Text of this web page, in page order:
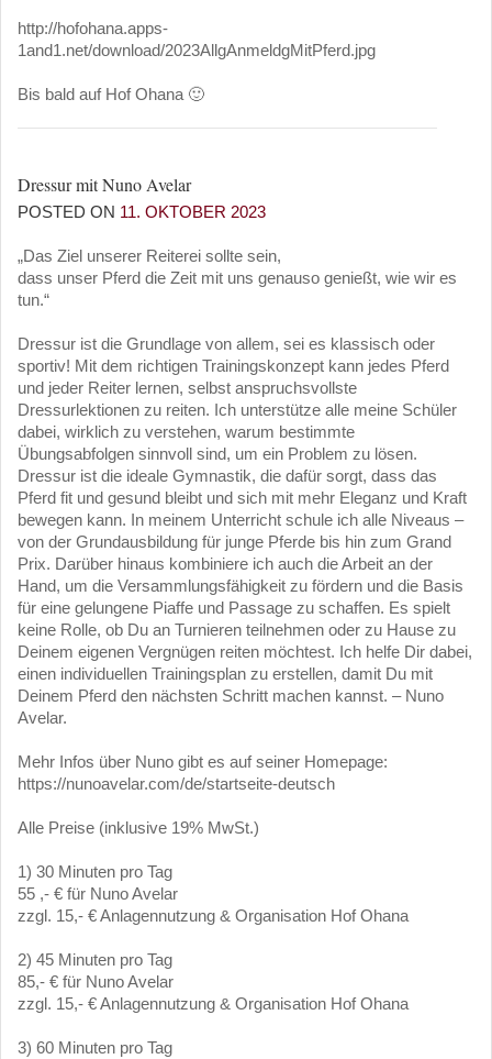
http://hofohana.apps-
1and1.net/download/2023AllgAnmeldgMitPferd.jpg
Bis bald auf Hof Ohana 🙂
Dressur mit Nuno Avelar
POSTED ON 11. OKTOBER 2023
„Das Ziel unserer Reiterei sollte sein,
dass unser Pferd die Zeit mit uns genauso genießt, wie wir es
tun.“
Dressur ist die Grundlage von allem, sei es klassisch oder
sportiv! Mit dem richtigen Trainingskonzept kann jedes Pferd
und jeder Reiter lernen, selbst anspruchsvollste
Dressurlektionen zu reiten. Ich unterstütze alle meine Schüler
dabei, wirklich zu verstehen, warum bestimmte
Übungsabfolgen sinnvoll sind, um ein Problem zu lösen.
Dressur ist die ideale Gymnastik, die dafür sorgt, dass das
Pferd fit und gesund bleibt und sich mit mehr Eleganz und Kraft
bewegen kann. In meinem Unterricht schule ich alle Niveaus –
von der Grundausbildung für junge Pferde bis hin zum Grand
Prix. Darüber hinaus kombiniere ich auch die Arbeit an der
Hand, um die Versammlungsfähigkeit zu fördern und die Basis
für eine gelungene Piaffe und Passage zu schaffen. Es spielt
keine Rolle, ob Du an Turnieren teilnehmen oder zu Hause zu
Deinem eigenen Vergnügen reiten möchtest. Ich helfe Dir dabei,
einen individuellen Trainingsplan zu erstellen, damit Du mit
Deinem Pferd den nächsten Schritt machen kannst. – Nuno
Avelar.
Mehr Infos über Nuno gibt es auf seiner Homepage:
https://nunoavelar.com/de/startseite-deutsch
Alle Preise (inklusive 19% MwSt.)
1) 30 Minuten pro Tag
55 ,- € für Nuno Avelar
zzgl. 15,- € Anlagennutzung & Organisation Hof Ohana
2) 45 Minuten pro Tag
85,- € für Nuno Avelar
zzgl. 15,- € Anlagennutzung & Organisation Hof Ohana
3) 60 Minuten pro Tag